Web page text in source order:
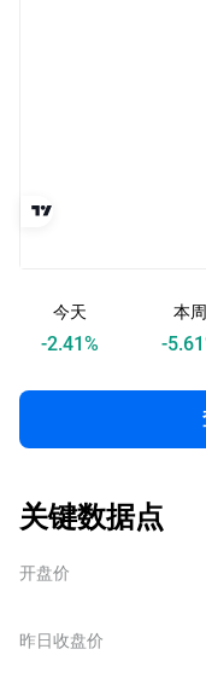
今天
-2.41%
本周
-5.61
关键数据点
开盘价
昨日收盘价